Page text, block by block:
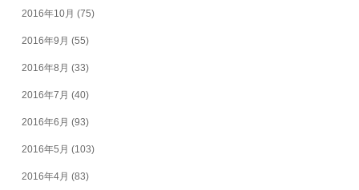
2016年10月 (75)
2016年9月 (55)
2016年8月 (33)
2016年7月 (40)
2016年6月 (93)
2016年5月 (103)
2016年4月 (83)